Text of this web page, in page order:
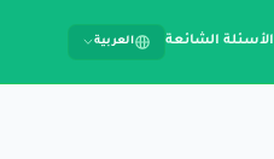
الأسئلة الشائعة العربية